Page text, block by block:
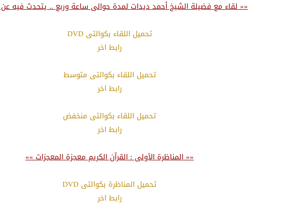
«« لقاء مع فضيلة الشيخ أحمد ديدات لمدة حوالى ساعة وربع .. يتحدث فيه
تحميل اللقاء بكوالتى DVD
رابط اخر
تحميل اللقاء بكوالتى متوسط
رابط اخر
تحميل اللقاء بكوالتى منخفض
رابط اخر
«« المناظرة الأولى : القرآن الكريم معجزة المعجزات »»
تحميل المناظرة بكوالتى DVD
رابط اخر